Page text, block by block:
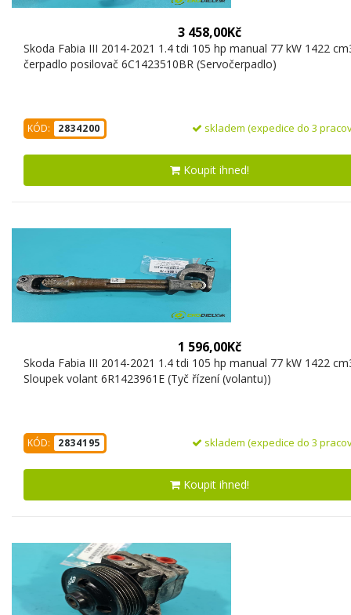
3 458,00Kč
Skoda Fabia III 2014-2021 1.4 tdi 105 hp manual 77 kW 1422
čerpadlo posilovač 6C1423510BR (Servočerpadlo)
KÓD: 2834200 skladem (expedice do 3
Koupit ihned!
1 596,00Kč
Skoda Fabia III 2014-2021 1.4 tdi 105 hp manual 77 kW 1422
Sloupek volant 6R1423961E (Tyč řízení (volantu))
KÓD: 2834195 skladem (expedice do 3
Koupit ihned!